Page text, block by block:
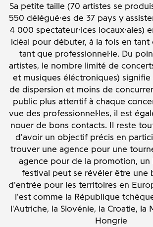
Sa petite taille (70 artistes se
550 délégué·es de 37 pays y
4 000 spectateur·ices locaux·ales)
idéal pour débuter, à la fois en tant
tant que professionnel·le. Du
artistes, le nombre limité de
et musiques éléctroniques)
de dispersion et moins de
public plus attentif à chaque
vue des professionnel·les, il est
nouer de bons contacts. Il reste
d'avoir un objectif précis en
trouver une agence pour une
agence pour de la promotion, un
festival peut se révéler être une
d'entrée pour les territoires en
l'est comme la République
l'Autriche, la Slovénie, la Croatie, la
Hongrie